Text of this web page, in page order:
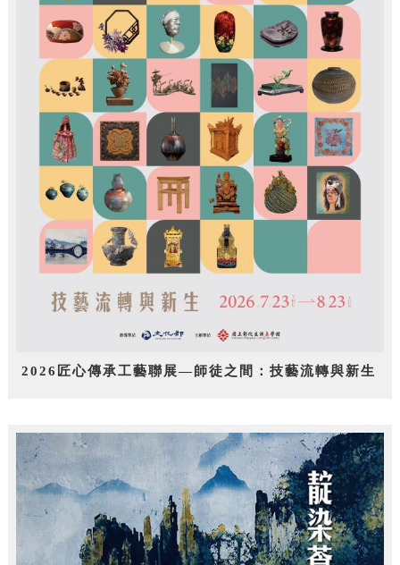
2026匠心傳承工藝聯展—師徒之間：技藝流轉與新生